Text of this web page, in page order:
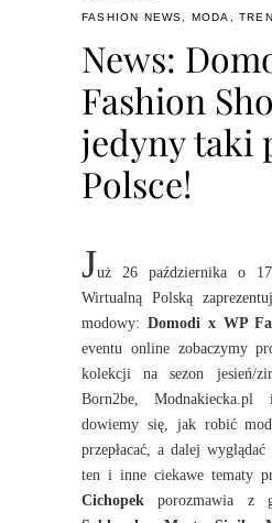
FASHION NEWS, MODA ,
News:
Fashion
jedyny taki
Polsce!
Już 26 października o
Wirtualną Polską
modowy: Domodi x WP
eventu online zobaczymy
kolekcji na sezon jesień/
Born2be,
dowiemy się, jak robić
przepłacać, a dalej
ten i inne ciekawe tematy
Cichopek porozmawia z